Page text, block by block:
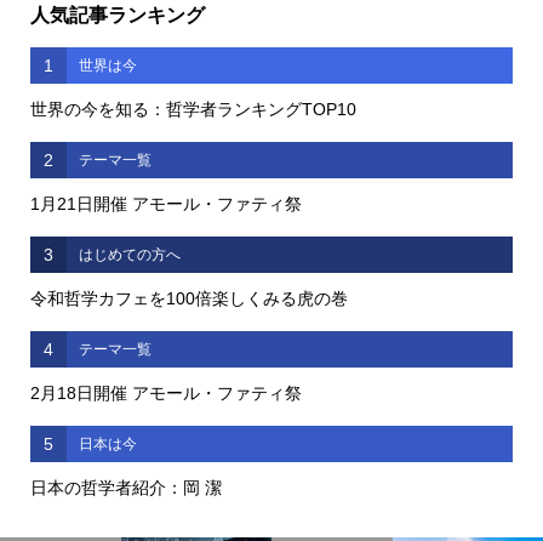
人気記事ランキング
1 世界は今
世界の今を知る：哲学者ランキングTOP10
2 テーマ一覧
1月21日開催 アモール・ファティ祭
3 はじめての方へ
令和哲学カフェを100倍楽しくみる虎の巻
4 テーマ一覧
2月18日開催 アモール・ファティ祭
5 日本は今
日本の哲学者紹介：岡 潔